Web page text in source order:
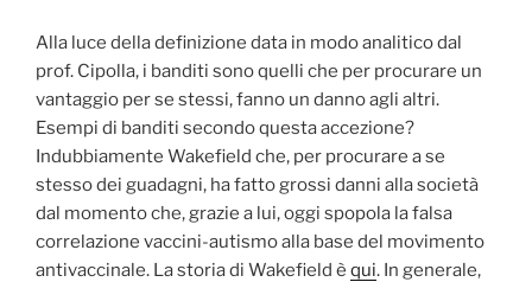
Alla luce della definizione data in modo analitico dal
prof. Cipolla, i banditi sono quelli che per procurare un
vantaggio per se stessi, fanno un danno agli altri.
Esempi di banditi secondo questa accezione?
Indubbiamente Wakefield che, per procurare a se
stesso dei guadagni, ha fatto grossi danni alla società
dal momento che, grazie a lui, oggi spopola la falsa
correlazione vaccini-autismo alla base del movimento
antivaccinale. La storia di Wakefield è qui. In generale,